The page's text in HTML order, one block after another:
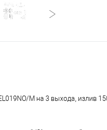
M на 3 выхода, излив